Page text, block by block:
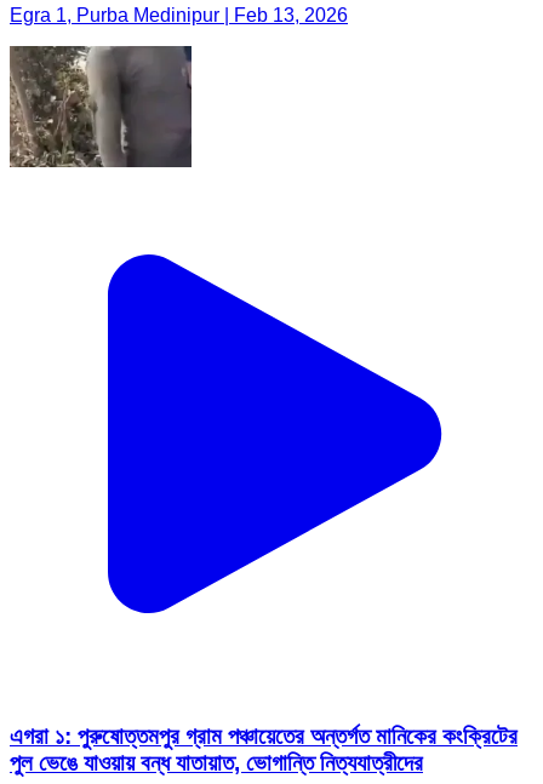
Egra 1, Purba Medinipur | Feb 13, 2026
এগরা ১: পুরুষোত্তমপুর গ্রাম পঞ্চায়েতের অন্তর্গত মানিকের কংক্রিটের
পুল ভেঙে যাওয়ায় বন্ধ যাতায়াত, ভোগান্তি নিত্যযাত্রীদের